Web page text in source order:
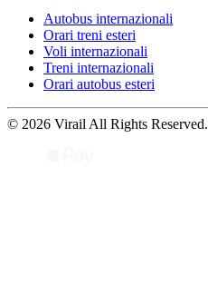
Autobus internazionali
Orari treni esteri
Voli internazionali
Treni internazionali
Orari autobus esteri
© 2026 Virail All Rights Reserved.